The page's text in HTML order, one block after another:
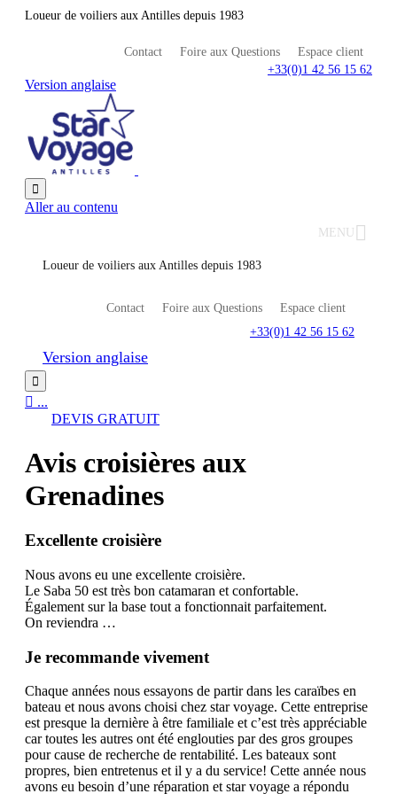
Loueur de voiliers aux Antilles depuis 1983
Contact Foire aux Questions
Espace client
+33(0)1 42 56 15 62
Version anglaise

Aller au contenu
MENU
Loueur de voiliers aux Antilles depuis 1983
Contact Foire aux Questions
Espace client
+33(0)1 42 56 15 62
Version anglaise

 ...
DEVIS GRATUIT
Avis croisières aux
Grenadines
Excellente croisière
Nous avons eu une excellente croisière.
Le Saba 50 est très bon catamaran et confortable.
Également sur la base tout a fonctionnait parfaitement.
On reviendra …
Je recommande vivement
Chaque années nous essayons de partir dans les caraïbes en
bateau et nous avons choisi chez star voyage. Cette entreprise
est presque la dernière à être familiale et c’est très appréciable
car toutes les autres ont été englouties par des gros groupes
pour cause de recherche de rentabilité. Les bateaux sont
propres, bien entretenus et il y a du service! Cette année nous
avons eu besoin d’une réparation et star voyage a répondu